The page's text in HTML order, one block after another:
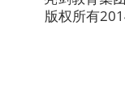
版权所有